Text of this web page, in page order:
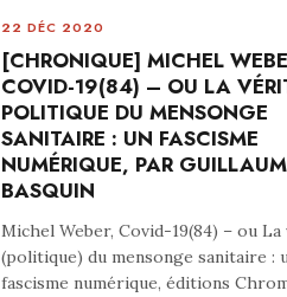
22 DÉC 2020
[CHRONIQUE] MICHEL
COVID-19(84) – OU LA
POLITIQUE DU MENSONGE
SANITAIRE : UN FASCISME
NUMÉRIQUE, PAR
BASQUIN
Michel Weber, Covid-19(84) – ou
(politique) du mensonge sanitaire :
fascisme numérique, éditions